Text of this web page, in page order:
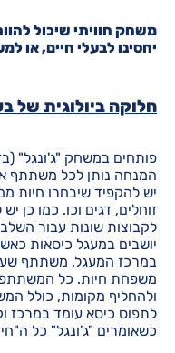
משחק חוויתי שיכול
יחסינו לבעלי חיים, או
חלוקה ביולוגית של
פותחים במשחק "ג'ונגל"
המנחה נותן לכל משתתף
יש להקפיד שיבחרו חיות
זוחלים, דגים וכו. כמו כן
לקבוצות שונות עבור
יושבים במעגל כיסאות
במרכז המעגל. משתתף
משפחת חיות. כל
ולהחליף מקומות, כולל
לתפוס כיסא עומד במרכז
כשאומרים "ג'ונגל" כל